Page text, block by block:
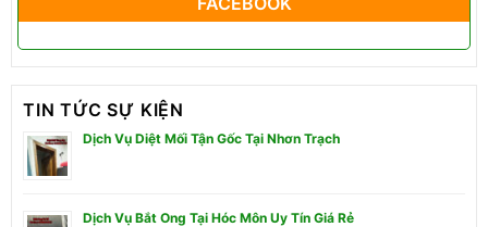
TIN TỨC SỰ KIỆN
Dịch Vụ Diệt Mối Tận Gốc Tại Nhơn Trạch
Dịch Vụ Bắt Ong Tại Hóc Môn Uy Tín Giá Rẻ